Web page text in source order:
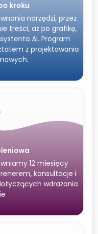
kroku
narzędzi, przez
treści, aż po grafikę,
AI. Program
z projektowania
12 miesięcy
konsultacje i
wdrażania